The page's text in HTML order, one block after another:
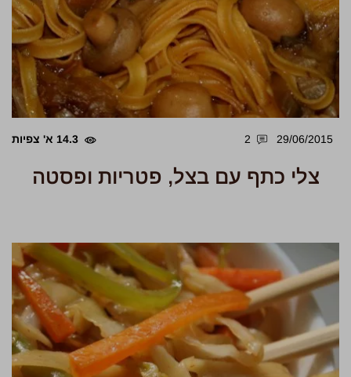
29/06/2015
2 14.3 א' צפיות
צלי כתף עם בצל, פטריות ופסטה